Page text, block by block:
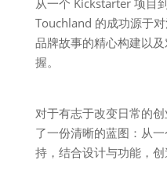
Touchland 的成功源于
品牌故事的精心构建以
握。
对于有志于改变日常的
了一份清晰的蓝图：从
持，结合设计与功能，创